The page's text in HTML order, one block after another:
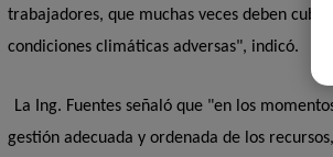
trabajadores, que muchas veces deben
condiciones climáticas adversas", indicó.
La Ing. Fuentes señaló que "en los
gestión adecuada y ordenada de los